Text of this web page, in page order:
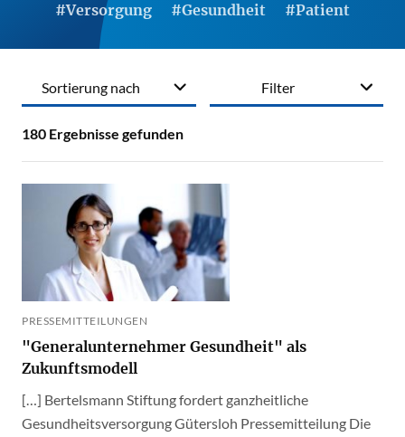
#Versorgung #Gesundheit #Patient
Filter
180 Ergebnisse gefunden
Sortierung nach
PRESSEMITTEILUNGEN
"Generalunternehmer Gesundheit" als
Zukunftsmodell
[…] Bertelsmann Stiftung fordert ganzheitliche
Gesundheitsversorgung Gütersloh Pressemitteilung Die